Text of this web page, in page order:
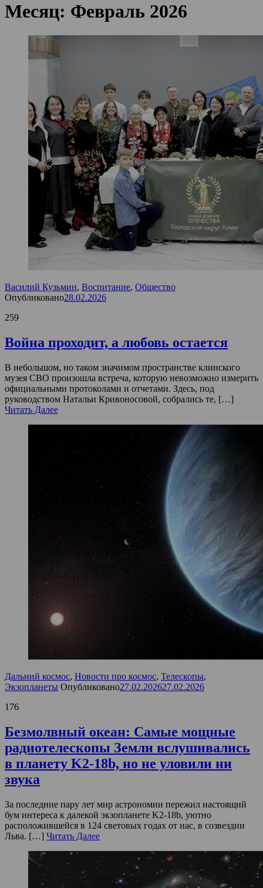
Месяц: Февраль 2026
Василий Кузьмин, Воспитание, Общество
Опубликовано28.02.2026
259
Война проходит, а любовь остается
В небольшом, но таком значимом пространстве клинского
музея СВО произошла встреча, которую невозможно измерить
официальными протоколами и отчетами. Здесь, под
руководством Натальи Кривоносовой, собрались те, […]
Читать Далее
Дальний космос, Новости про космос, Телескопы,
Экзопланеты Опубликовано27.02.202627.02.2026
176
Безмолвный океан: Самые мощные
радиотелескопы Земли вслушивались
в планету K2-18b, но не уловили ни
звука
За последние пару лет мир астрономии пережил настоящий
бум интереса к далекой экзопланете K2-18b, уютно
расположившейся в 124 световых годах от нас, в созвездии
Льва. […] Читать Далее